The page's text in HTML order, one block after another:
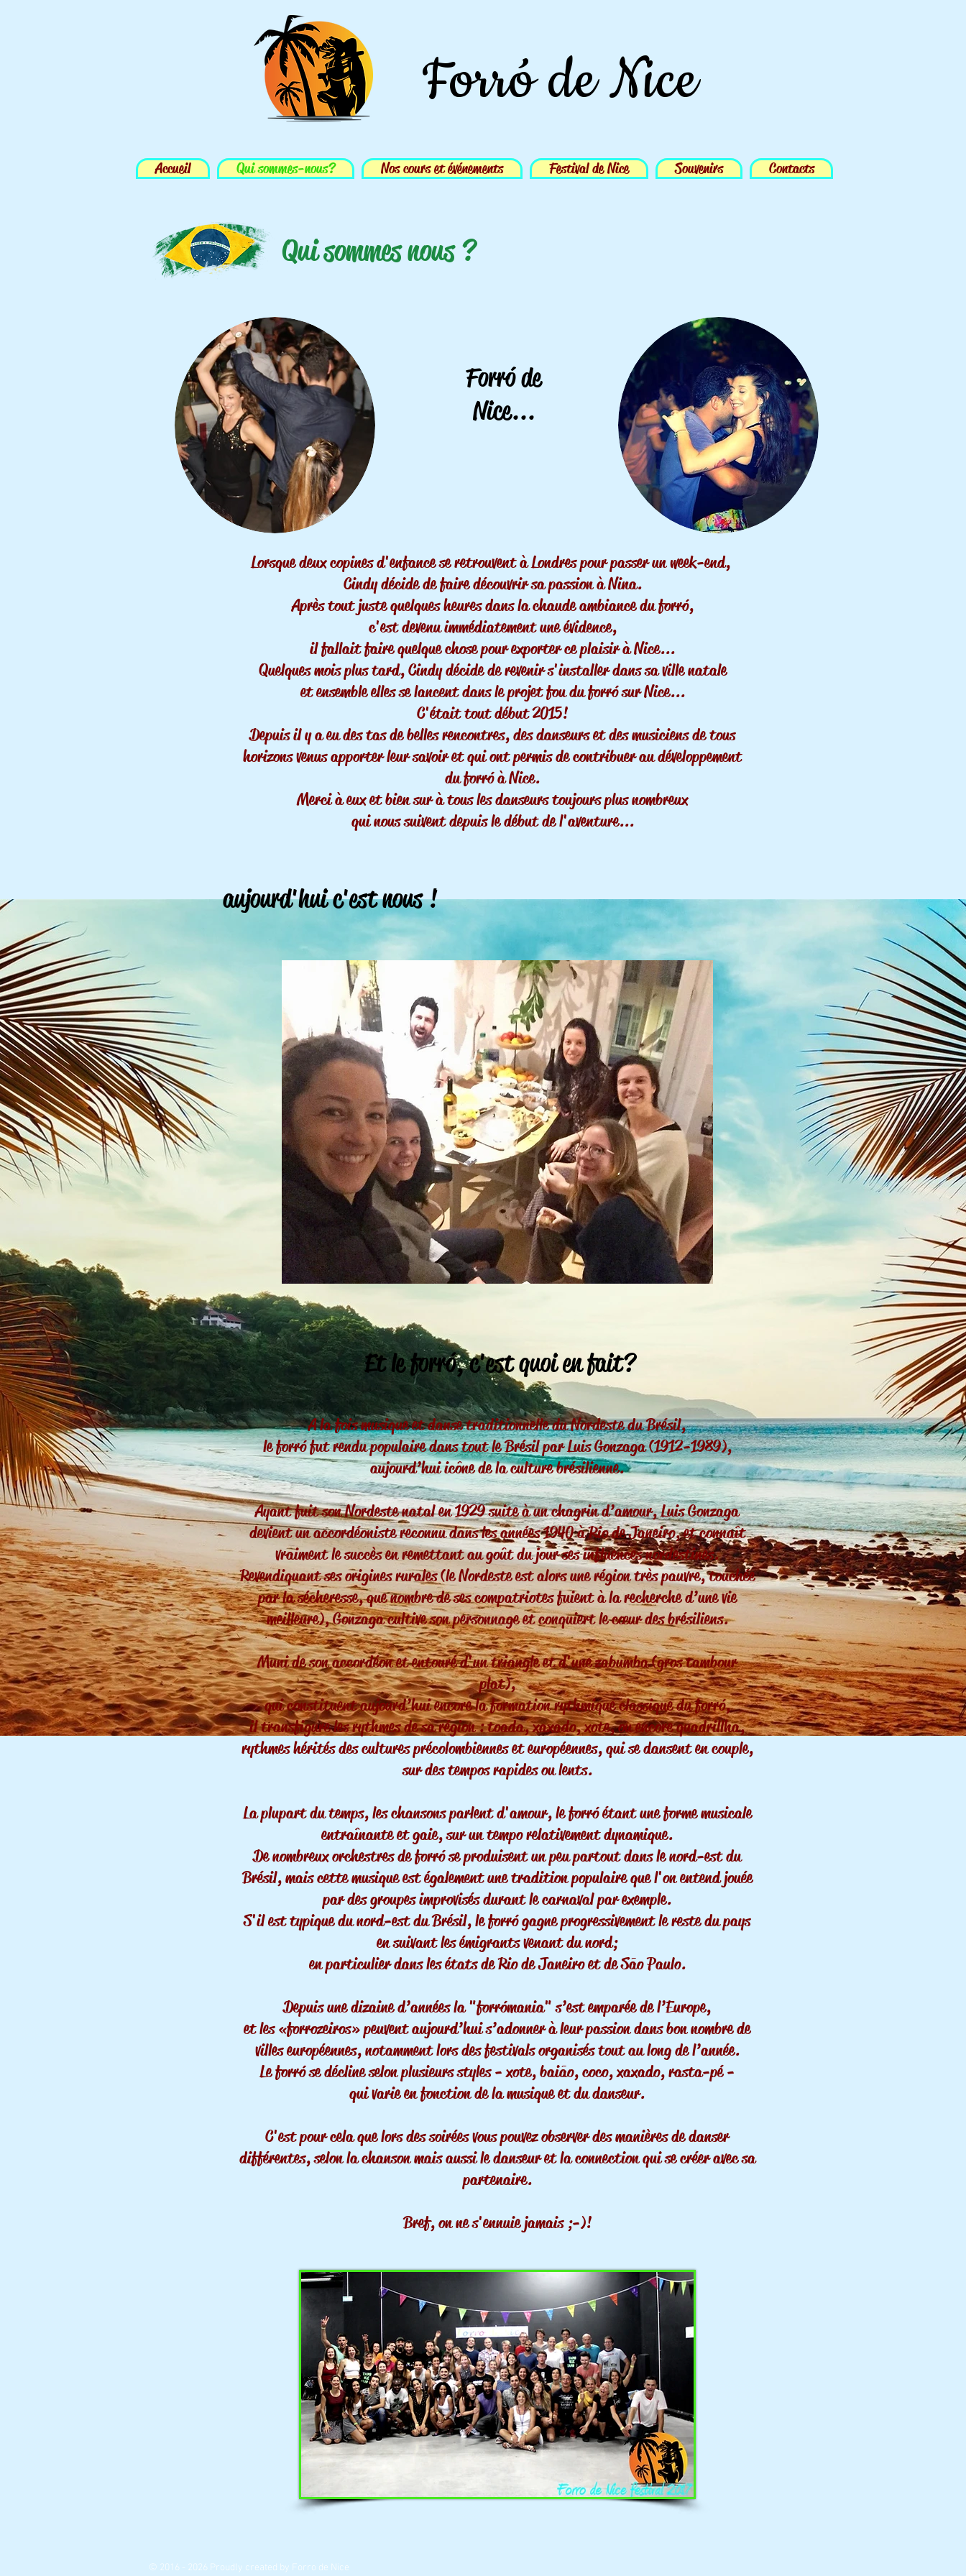
Forró de Nice
Accueil Qui sommes-nous? Nos cours et événements Festival de Nice Souvenirs Contacts
Qui sommes nous ?
Forróde
Nice...
Lorsque deux copines d'enfance se retrouvent à Londres pour passer un week-end,
Cindy décide de faire découvrir sa passion à Nina.
Après tout juste quelques heures dans la chaude ambiance du forró,
c'est devenu immédiatement une évidence,
il fallait faire quelque chose pour exporter ce plaisir à Nice...
Quelques mois plus tard, Cindy décide de revenir s'installer dans sa ville natale
et ensemble elles se lancent dans le projet fou du forrósur Nice...
C'était tout début 2015!
Depuis il y a eu des tas de belles rencontres, des danseurs et des musiciens de tous
horizons venus apporter leur savoir et qui ont permis de contribuer au développement
du forróà Nice.
Merci à eux et bien sur à tous les danseurs toujours plus nombreux
qui nous suivent depuis le début de l'aventure...
aujourd'hui c'est nous !
Et le forró, c'est quoi en fait?
A la fois musique et danse traditionnelle du Nordeste du Brésil,
le forrófut rendu populaire dans tout le Brésil par Luis Gonzaga (1912-1989),
aujourd’hui icône de la culture brésilienne.
Ayant fuit son Nordeste natal en 1929 suite à un chagrin d’amour, Luis Gonzaga
devient un accordéoniste reconnu dans les années 1940 à Rio de Janeiro, et connaît
vraiment le succès en remettant au goût du jour ses influences nordestines.
Revendiquant ses origines rurales (le Nordeste est alors une région très pauvre, touchée
par la sécheresse, que nombre de ses compatriotes fuient à la recherche d’une vie
meilleure), Gonzaga cultive son personnage et conquiert le cœur des brésiliens.
Muni de son accordéon et entouré d'un triangle et d'une zabumba (gros tambour
plat),
qui constituent aujourd’hui encore la formation rythmique classique du forró,
il transfigure les rythmes de sa région : toada, xaxado, xote, ou encore quadrillha,
rythmes hérités des cultures précolombiennes et européennes, qui se dansent en couple,
sur des tempos rapides ou lents.
La plupart du temps, les chansons parlent d'amour, le forró étant une forme musicale
entraînante et gaie, sur un tempo relativement dynamique.
De nombreux orchestres de forró se produisent un peu partout dans le nord-est du
Brésil, mais cette musique est également une tradition populaire que l'on entend jouée
par des groupes improvisés durant le carnaval par exemple.
S'il est typique du nord-est du Brésil, le forró gagne progressivement le reste du pays
en suivant les émigrants venant du nord;
en particulier dans les états de Rio de Janeiro et de São Paulo.
Depuis une dizaine d’années la "forrómania" s’est emparée de l’Europe,
et les « forrozeiros » peuvent aujourd’hui s’adonner à leur passion dans bon nombre de
villes européennes, notamment lors des festivals organisés tout au long de l’année.
Le forróse décline selon plusieurs styles - xote, baião, coco, xaxado, rasta-pé -
qui varie en fonction de la musique et du danseur.
C'est pour cela que lors des soirées vous pouvez observer des manières de danser
différentes, selon la chanson mais aussi le danseur et la connection qui se créer avec sa
partenaire.
Bref, on ne s'ennuie jamais ;-)!
© 2016 - 2026 Proudly created by Forro de Nice